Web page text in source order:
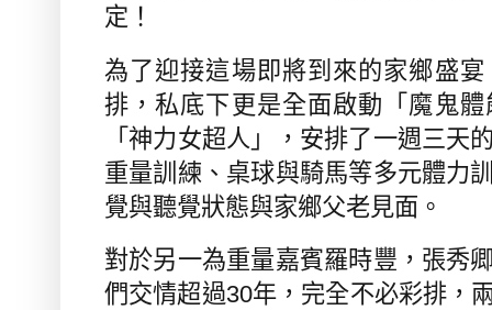
定！
為了迎接這場即將到來的家鄉盛
排，私底下更是全面啟動「魔鬼
「神力女超人」，安排了一週三天
重量訓練、桌球與騎馬等多元體力
覺與聽覺狀態與家鄉父老見面。
對於另一為重量嘉賓羅時豐，張秀
們交情超過30年，完全不必彩排，